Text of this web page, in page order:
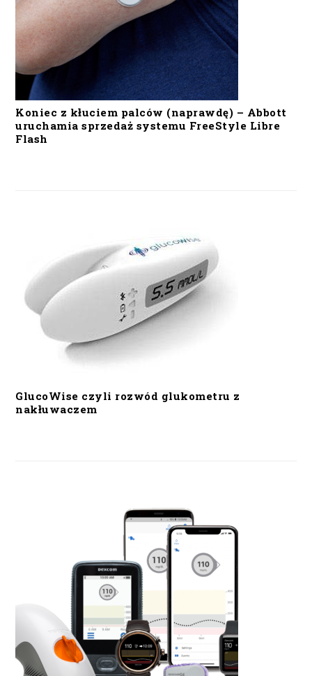
Koniec z kłuciem palców (naprawdę) – Abbott
uruchamia sprzedaż systemu FreeStyle Libre
Flash
GlucoWise czyli rozwód glukometru z
nakłuwaczem